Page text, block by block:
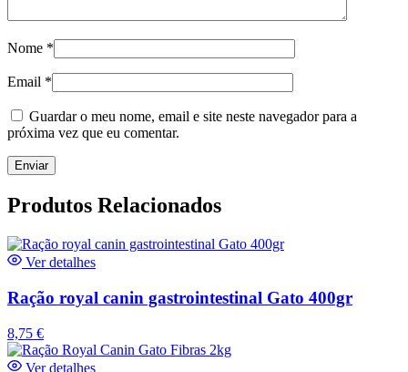
Nome *
Email *
Guardar o meu nome, email e site neste navegador para a
próxima vez que eu comentar.
Produtos Relacionados
Ver detalhes
Ração royal canin gastrointestinal Gato 400gr
8,75 €
Ver detalhes